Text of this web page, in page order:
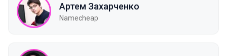
Артем Захарченко
Namecheap